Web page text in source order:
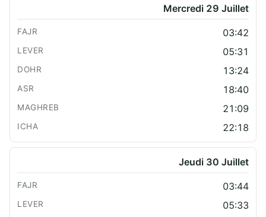
Mercredi 29 Juillet
03:42
05:31
13:24
18:40
21:09
22:18
Jeudi 30 Juillet
03:44
05:33